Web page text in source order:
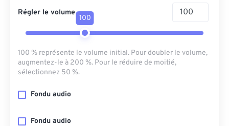
Régler le volume
100
100 % représente le volume initial. Pour doubler le volume,
augmentez-le à 200 %. Pour le réduire de moitié,
sélectionnez 50 %.
Fondu audio
Fondu audio